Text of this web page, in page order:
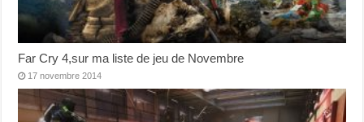
Far Cry 4,sur ma liste de jeu de Novembre
17 novembre 2014